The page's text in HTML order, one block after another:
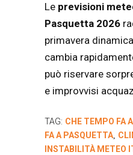
Le previsioni
Pasquetta 2026
primavera
cambia
può riservare
e improvvisi
TAG: CHE TEMPO FA
FA A PASQUETTA
INSTABILITÀ METEO